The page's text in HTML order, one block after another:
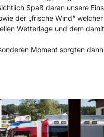
Spaß daran unsere
der „frische Wind“
Wetterlage und dem
Moment sorgten